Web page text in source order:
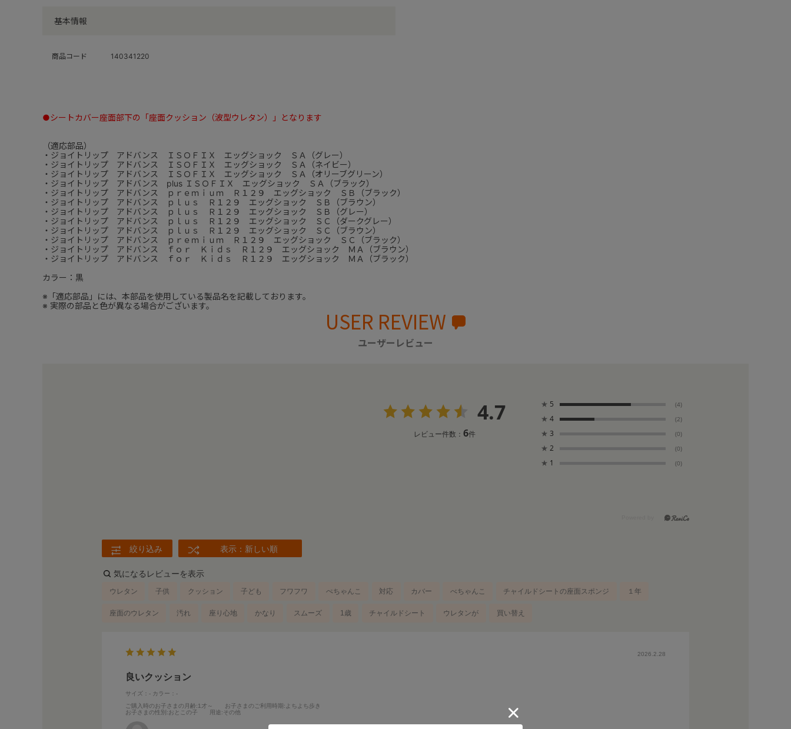
基本情報
商品コード 140341220
●シートカバー座面部下の「座面クッション（波型ウレタン）」となります
（適応部品）
・ジョイトリップ アドバンス ＩＳＯＦＩＸ エッグショック ＳＡ（グレー）
・ジョイトリップ アドバンス ＩＳＯＦＩＸ エッグショック ＳＡ（ネイビー）
・ジョイトリップ アドバンス ＩＳＯＦＩＸ エッグショック ＳＡ（オリーブグリーン）
・ジョイトリップ アドバンス plus ＩＳＯＦＩＸ エッグショック ＳＡ（ブラック）
・ジョイトリップ アドバンス ｐｒｅｍｉｕｍ Ｒ１２９ エッグショック ＳＢ（ブラック）
・ジョイトリップ アドバンス ｐｌｕｓ Ｒ１２９ エッグショック ＳＢ（ブラウン）
・ジョイトリップ アドバンス ｐｌｕｓ Ｒ１２９ エッグショック ＳＢ（グレー）
・ジョイトリップ アドバンス ｐｌｕｓ Ｒ１２９ エッグショック ＳＣ（ダークグレー）
・ジョイトリップ アドバンス ｐｌｕｓ Ｒ１２９ エッグショック ＳＣ（ブラウン）
・ジョイトリップ アドバンス ｐｒｅｍｉｕｍ Ｒ１２９ エッグショック ＳＣ（ブラック）
・ジョイトリップ アドバンス ｆｏｒ Ｋｉｄｓ Ｒ１２９ エッグショック ＭＡ（ブラウン）
・ジョイトリップ アドバンス ｆｏｒ Ｋｉｄｓ Ｒ１２９ エッグショック ＭＡ（ブラック）
カラー：黒
※「適応部品」には、本部品を使用している製品名を記載しております。
※ 実際の部品と色が異なる場合がございます。
USER REVIEW
ユーザーレビュー
4.7
レビュー件数： 6件
★ 5 (4)
★ 4 (2)
★ 3 (0)
★ 2 (0)
★ 1 (0)
絞り込み 表示：新しい順
気になるレビューを表示
ウレタン 子供 クッション 子ども フワフワ ぺちゃんこ 対応 カバー べちゃんこ チャイルドシートの座面スポンジ １年
座面のウレタン 汚れ 座り心地 かなり スムーズ 1歳 チャイルドシート ウレタンが 買い替え
2026.2.28
良いクッション
サイズ：- カラー：-
ご購入時のお子さまの月齢:1才～ お子さまのご利用時期 :よちよち歩き
お子さまの性別 :おとこの子 用途:その他